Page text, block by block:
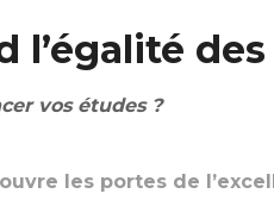
l’égalité
vos études ?
les portes de